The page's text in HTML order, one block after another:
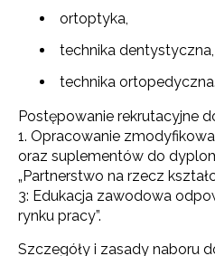
ortoptyka,
technika dentystyczna,
technika ortopedyczna.
Postępowanie rekrutacyjne
1. Opracowanie
oraz suplementów do
„Partnerstwo na rzecz
3: Edukacja zawodowa
rynku pracy”.
Szczegóły i zasady naboru